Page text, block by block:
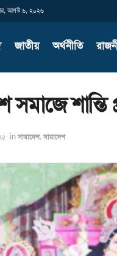
আগস্ট ৬, ২০২৬
জাতীয় অর্থনীতি
শান্তি
in সারাদেশ, সারাদেশ